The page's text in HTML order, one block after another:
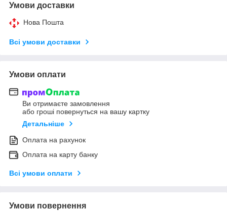
Умови доставки
Нова Пошта
Всі умови доставки
Умови оплати
Ви отримаєте замовлення
або гроші повернуться на вашу картку
Детальніше
Оплата на рахунок
Оплата на карту банку
Всі умови оплати
Умови повернення